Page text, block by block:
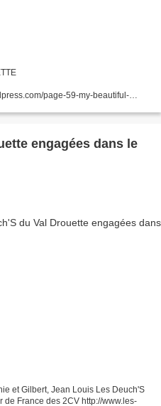
page-59-my-beautiful-
a construit...
engagées dans le
et Gilbert, Jean Louis Les Deuch'S
France des 2CV http://www.les-